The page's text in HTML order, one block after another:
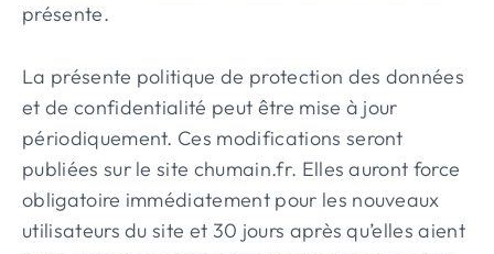
présente.
La présente politique de protection des données
et de confidentialité peut être mise à jour
périodiquement. Ces modifications seront
publiées sur le site chumain.fr. Elles auront force
obligatoire immédiatement pour les nouveaux
utilisateurs du site et 30 jours après qu’elles aient